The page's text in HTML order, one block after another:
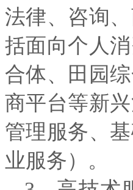
法律、咨询
括面向个人
合体、田园
商平台等新
管理服务、
业服务）。